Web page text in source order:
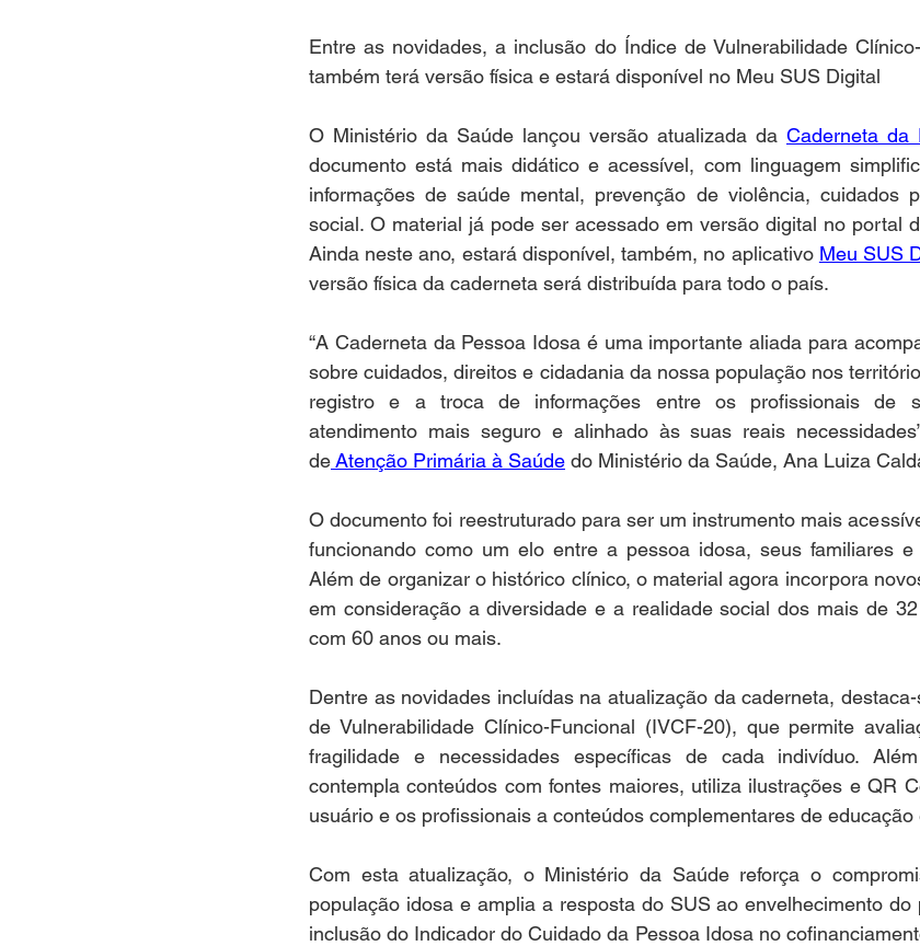
Entre as novidades, a inclusão do Índice de Vulnerabilidade
também terá versão física e estará disponível no Meu SUS Digital
O Ministério da Saúde lançou versão atualizada da Caderneta da
documento está mais didático e acessível, com linguagem
informações de saúde mental, prevenção de violência, cuidados
social. O material já pode ser acessado em versão digital no portal
Ainda neste ano, estará disponível, também, no aplicativo Meu SUS
versão física da caderneta será distribuída para todo o país.
“A Caderneta da Pessoa Idosa é uma importante aliada para
sobre cuidados, direitos e cidadania da nossa população nos
registro e a troca de informações entre os profissionais de
atendimento mais seguro e alinhado às suas reais
de Atenção Primária à Saúde do Ministério da Saúde, Ana Luiza
O documento foi reestruturado para ser um instrumento mais
funcionando como um elo entre a pessoa idosa, seus familiares
Além de organizar o histórico clínico, o material agora incorpora
em consideração a diversidade e a realidade social dos mais de
com 60 anos ou mais.
Dentre as novidades incluídas na atualização da caderneta,
de Vulnerabilidade Clínico-Funcional (IVCF-20), que permite
fragilidade e necessidades específicas de cada indivíduo.
contempla conteúdos com fontes maiores, utiliza ilustrações e QR
usuário e os profissionais a conteúdos complementares de educação
Com esta atualização, o Ministério da Saúde reforça o
população idosa e amplia a resposta do SUS ao envelhecimento
inclusão do Indicador do Cuidado da Pessoa Idosa no